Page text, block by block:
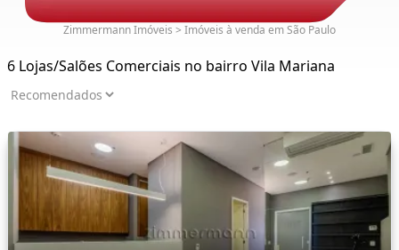
Zimmermann Imóveis > Imóveis à venda em São Paulo
6 Lojas/Salões Comerciais no bairro Vila Mariana